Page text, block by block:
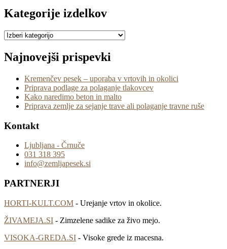
Kategorije izdelkov
Najnovejši prispevki
Kremenčev pesek – uporaba v vrtovih in okolici
Priprava podlage za polaganje tlakovcev
Kako naredimo beton in malto
Priprava zemlje za sejanje trave ali polaganje travne ruše
Kontakt
Ljubljana - Črnuče
031 318 395
info@zemljapesek.si
PARTNERJI
HORTI-KULT.COM - Urejanje vrtov in okolice.
ŽIVAMEJA.SI - Zimzelene sadike za živo mejo.
VISOKA-GREDA.SI - Visoke grede iz macesna.